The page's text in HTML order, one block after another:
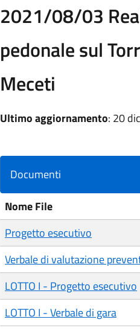
2021/08/03
pedonale sul
Meceti
Ultimo aggiornamento: 20
Documenti
Nome File
Progetto esecutivo
Verbale di valutazione
LOTTO I - Progetto esecutivo
LOTTO I - Verbale di gara